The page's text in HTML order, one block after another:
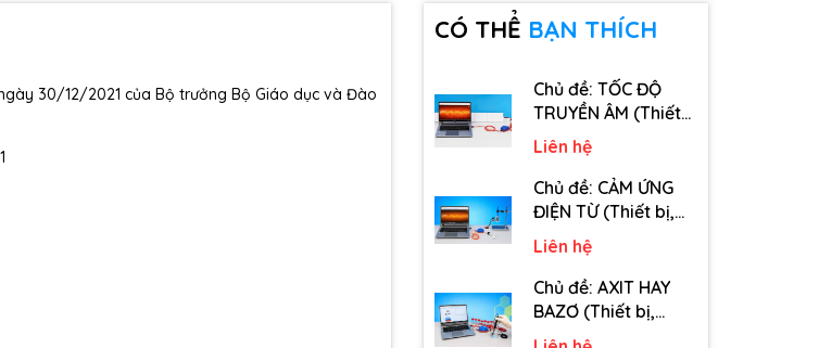
30/12/2021 của Bộ trưởng Bộ Giáo dục và Đào
CÓ THỂ BẠN THÍCH
Chủ đề: TỐC ĐỘ
TRUYỀN ÂM (Thiết
bị, dụng cụ, vật tư
tiêu hao chủ đề Tốc
độ truyền âm - Lớp
12)
Liên hệ
Chủ đề: CẢM ỨNG
ĐIỆN TỪ (Thiết bị,
dụng cụ, vật tư tiêu
hao chủ đề Cảm
ứng điện từ - Lớp 11)
Liên hệ
Chủ đề: AXIT HAY
BAZƠ (Thiết bị,
dụng cụ, vật tư tiêu